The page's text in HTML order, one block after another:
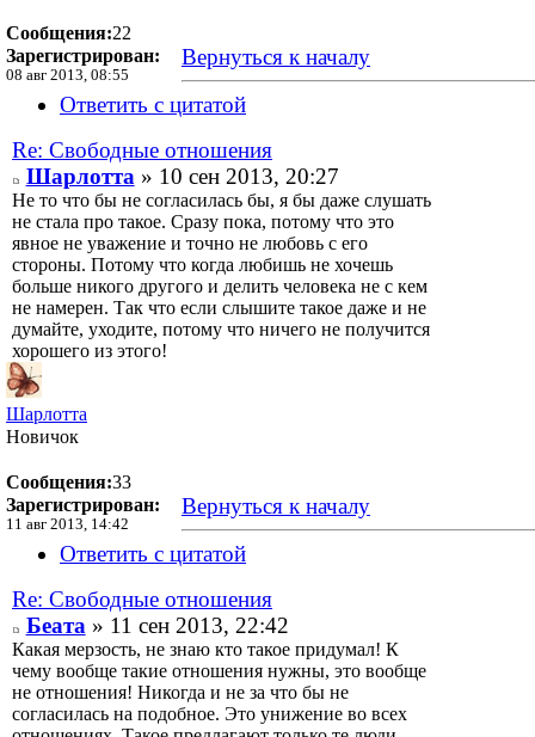
Сообщения:22
Зарегистрирован:
08 авг 2013, 08:55
Вернуться к началу
Ответить с цитатой
Re: Свободные отношения
Шарлотта» 10 сен 2013, 20:27
Не то что бы не согласилась бы, я бы даже слушать
не стала про такое. Сразу пока, потому что это
явное не уважение и точно не любовь с его
стороны. Потому что когда любишь не хочешь
больше никого другого и делить человека не с кем
не намерен. Так что если слышите такое даже и не
думайте, уходите, потому что ничего не получится
хорошего из этого!
Шарлотта
Новичок
Сообщения:33
Зарегистрирован:
11 авг 2013, 14:42
Вернуться к началу
Ответить с цитатой
Re: Свободные отношения
Беата» 11 сен 2013, 22:42
Какая мерзость, не знаю кто такое придумал! К
чему вообще такие отношения нужны, это вообще
не отношения! Никогда и не за что бы не
согласилась на подобное. Это унижение во всех